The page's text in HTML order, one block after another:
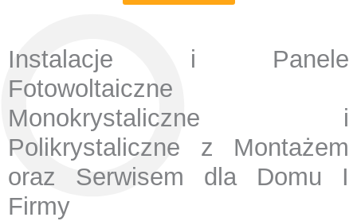
Instalacje i Panele
Fotowoltaiczne
Monokrystaliczne i
Polikrystaliczne z Montażem
oraz Serwisem dla Domu I
Firmy